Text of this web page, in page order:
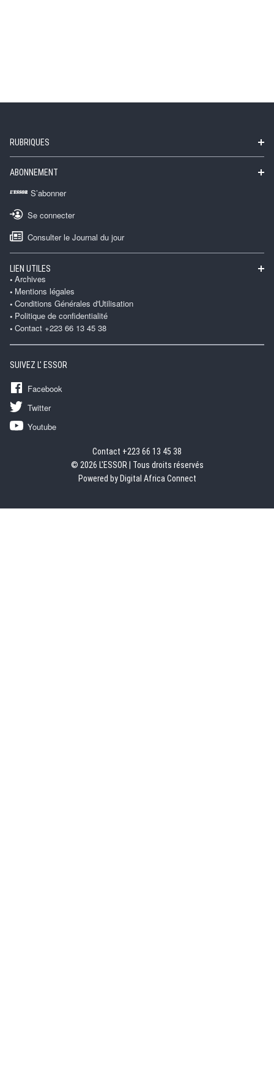
RUBRIQUES
ABONNEMENT
S’abonner
Se connecter
Consulter le Journal du jour
LIEN UTILES
Archives
Mentions légales
Conditions Générales d'Utilisation
Politique de confidentialité
Contact +223 66 13 45 38
SUIVEZ L' ESSOR
Facebook
Twitter
Youtube
Contact +223 66 13 45 38
© 2026 L'ESSOR | Tous droits réservés
Powered by Digital Africa Connect